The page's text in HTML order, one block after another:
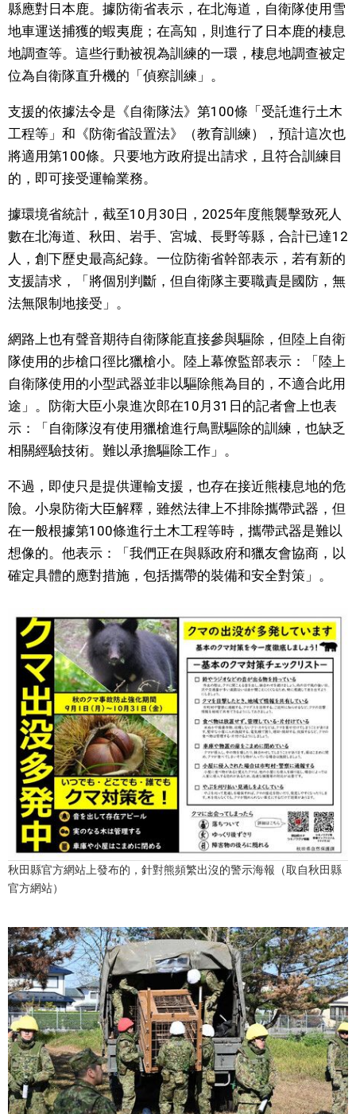
財經
文化
科學技術
生活
運動
娛樂
教育
工作勞動
家庭
醫療健康
語言
東京
編輯部通知
縣應對日本鹿。據防衛省表示，在北海道，自衛隊使用雪
地車運送捕獲的蝦夷鹿；在高知，則進行了日本鹿的棲息
地調查等。這些行動被視為訓練的一環，棲息地調查被定
位為自衛隊直升機的「偵察訓練」。
支援的依據法令是《自衛隊法》第100條「受託進行土木
工程等」和《防衛省設置法》（教育訓練），預計這次也
將適用第100條。只要地方政府提出請求，且符合訓練目
的，即可接受運輸業務。
據環境省統計，截至10月30日，2025年度熊襲擊致死人
數在北海道、秋田、岩手、宮城、長野等縣，合計已達12
人，創下歷史最高紀錄。一位防衛省幹部表示，若有新的
支援請求，「將個別判斷，但自衛隊主要職責是國防，無
法無限制地接受」。
網路上也有聲音期待自衛隊能直接參與驅除，但陸上自衛
隊使用的步槍口徑比獵槍小。陸上幕僚監部表示：「陸上
自衛隊使用的小型武器並非以驅除熊為目的，不適合此用
途」。防衛大臣小泉進次郎在10月31日的記者會上也表
示：「自衛隊沒有使用獵槍進行鳥獸驅除的訓練，也缺乏
相關經驗技術。難以承擔驅除工作」。
不過，即使只是提供運輸支援，也存在接近熊棲息地的危
險。小泉防衛大臣解釋，雖然法律上不排除攜帶武器，但
在一般根據第100條進行土木工程等時，攜帶武器是難以
想像的。他表示：「我們正在與縣政府和獵友會協商，以
確定具體的應對措施，包括攜帶的裝備和安全對策」。
秋田縣官方網站上發布的，針對熊頻繁出沒的警示海報（取自秋田縣
官方網站）